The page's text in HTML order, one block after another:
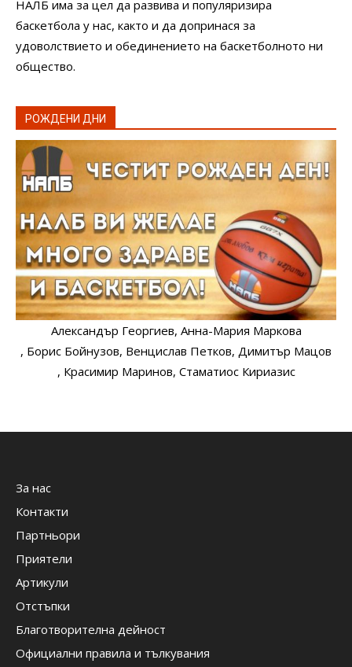
НАЛБ има за цел да развива и популяризира
баскетбола у нас, както и да допринася за
удоволствието и обединението на баскетболното ни
общество.
РОЖДЕНИ ДНИ
Александър Георгиев, Анна-Мария Маркова
, Борис Бойнузов, Венцислав Петков, Димитър Мацов
, Красимир Маринов, Стаматиос Кириазис
За нас
Контакти
Партньори
Приятели
Артикули
Отстъпки
Благотворителна дейност
Официални правила и тълкувания